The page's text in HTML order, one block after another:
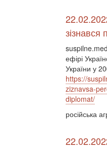
зізнався
ефірі
України у
https://
ziznavsa-
diplomat/
російська